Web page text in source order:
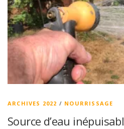
ARCHIVES 2022 / NOURRISSAGE
Source d’eau